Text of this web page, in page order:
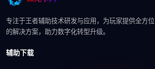
专注于王者辅助技术研发与应用，为玩家提供全方位
的解决方案，助力数字化转型升级。
辅助下载